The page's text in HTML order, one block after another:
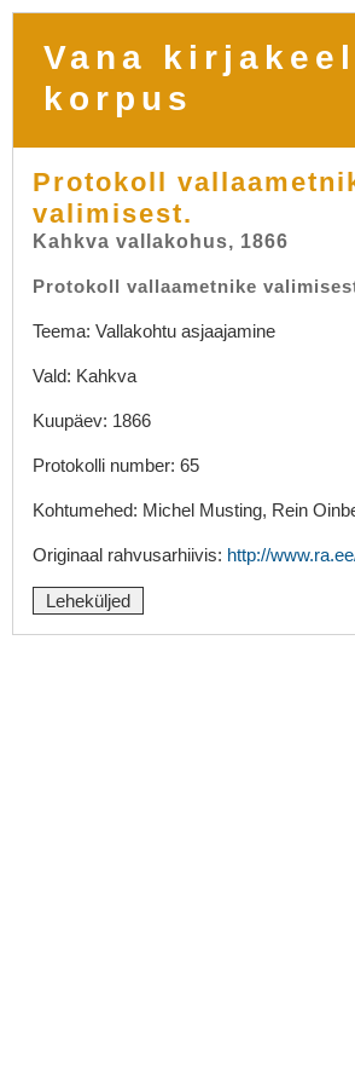
Vana
korpus
Protokoll
valimisest.
Kahkva vallakohus, 1866
Protokoll vallaametnike
Teema: Vallakohtu asjaajamine
Vald: Kahkva
Kuupäev: 1866
Protokolli number: 65
Kohtumehed: Michel Musting, Rein
Originaal rahvusarhiivis: http://
Leheküljed